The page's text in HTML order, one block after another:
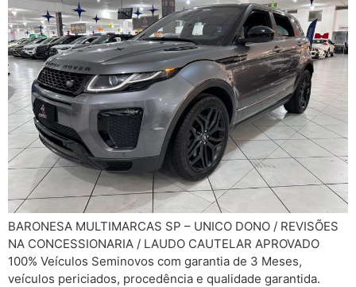
BARONESA MULTIMARCAS SP – UNICO DONO / REVISÕES
NA CONCESSIONARIA / LAUDO CAUTELAR APROVADO
100% Veículos Seminovos com garantia de 3 Meses,
veículos periciados, procedência e qualidade garantida.